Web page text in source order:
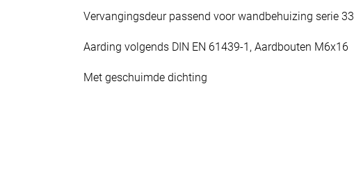
Vervangingsdeur passend voor wandbehuizing serie 33
Aarding volgends DIN EN 61439-1, Aardbouten M6x16
Met geschuimde dichting